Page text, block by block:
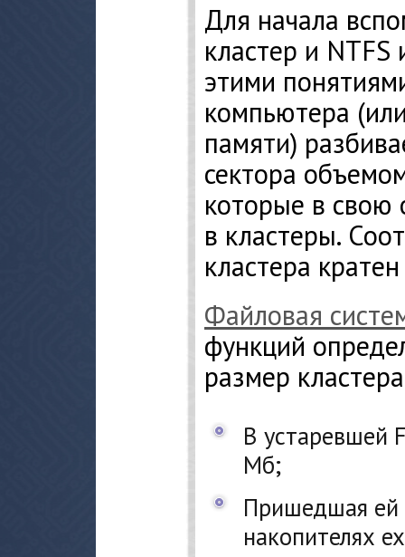
Для начала
кластер и
этими
компьютера
памяти)
сектора
которые в свою
в кластеры.
кластера
Файловая
функций
размер
В устаревшей
Мб;
Пришедшая ей
накопителях